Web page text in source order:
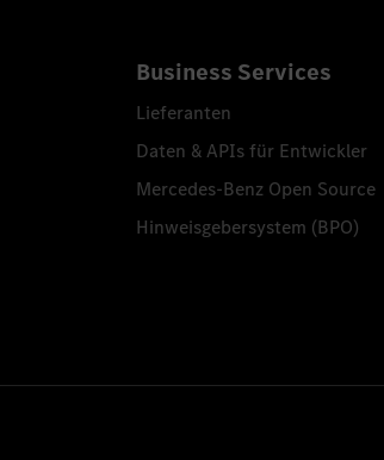
Business Services
Lieferanten
Daten & APIs für Entwickler
Mercedes-Benz Open Source
Hinweisgebersystem (BPO)